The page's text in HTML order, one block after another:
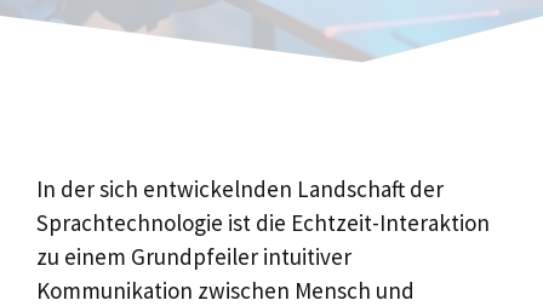
In der sich entwickelnden Landschaft der
Sprachtechnologie ist die Echtzeit-Interaktion
zu einem Grundpfeiler intuitiver
Kommunikation zwischen Mensch und